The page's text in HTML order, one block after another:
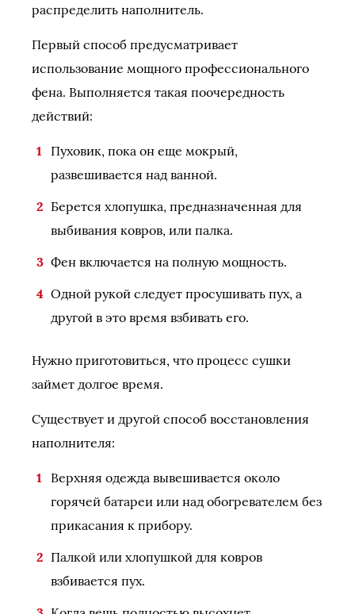
распределить наполнитель.
Первый способ предусматривает
использование мощного профессионального
фена. Выполняется такая поочередность
действий:
Пуховик, пока он еще мокрый,
развешивается над ванной.
Берется хлопушка, предназначенная для
выбивания ковров, или палка.
Фен включается на полную мощность.
Одной рукой следует просушивать пух, а
другой в это время взбивать его.
Нужно приготовиться, что процесс сушки
займет долгое время.
Существует и другой способ восстановления
наполнителя:
Верхняя одежда вывешивается около
горячей батареи или над обогревателем без
прикасания к прибору.
Палкой или хлопушкой для ковров
взбивается пух.